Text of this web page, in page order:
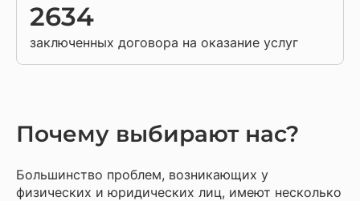
2634
заключенных договора на оказание услуг
Почему выбирают нас?
Большинство проблем, возникающих у
физических и юридических лиц, имеют несколько